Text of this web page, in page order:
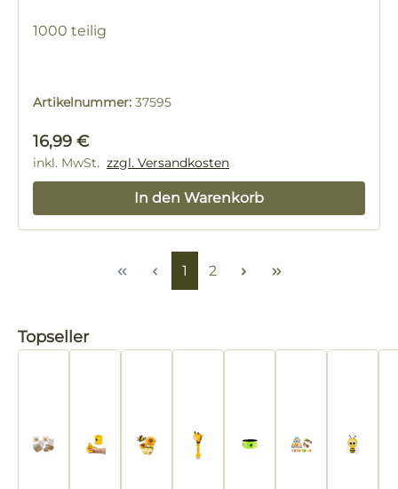
1000 teilig
Artikelnummer: 37595
Regulärer Preis:
16,99 €
inkl. MwSt. zzgl. Versandkosten
In den Warenkorb
Seite
1 Seite
2
Produktgalerie überspringen
Topseller